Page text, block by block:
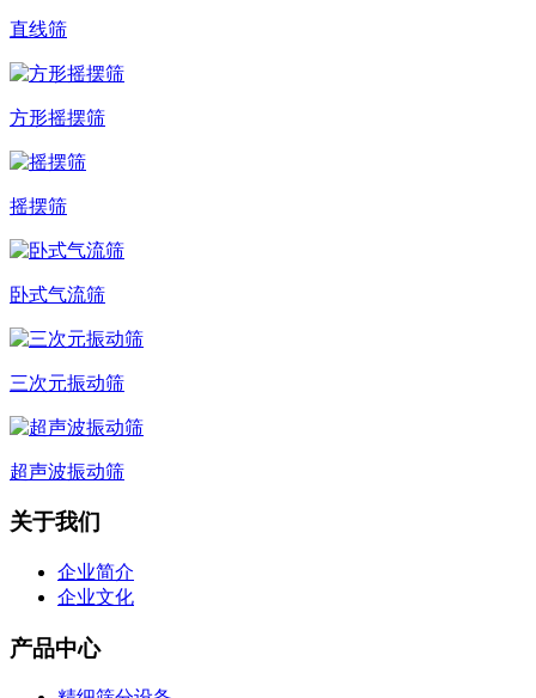
直线筛
方形摇摆筛
摇摆筛
卧式气流筛
三次元振动筛
超声波振动筛
关于我们
企业简介
企业文化
产品中心